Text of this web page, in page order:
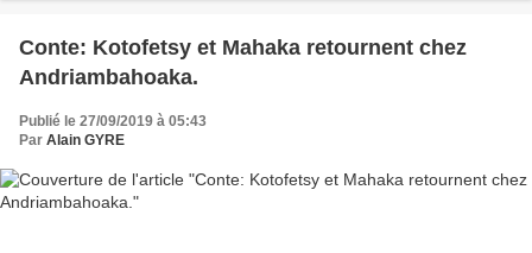
Conte: Kotofetsy et Mahaka retournent chez
Andriambahoaka.
Publié le 27/09/2019 à 05:43
Par Alain GYRE